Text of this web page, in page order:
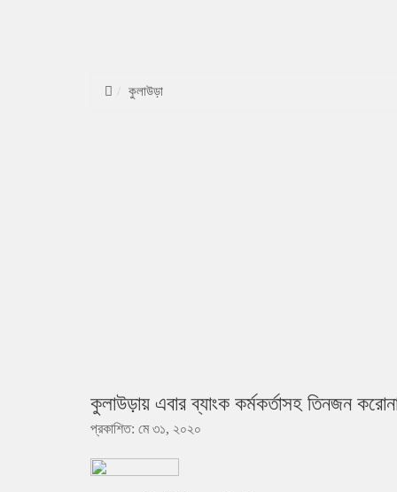
কুলাউড়া
কুলাউড়ায় এবার ব্যাংক কর্মকর্তাসহ তিনজন
প্রকাশিত: মে ৩১, ২০২০